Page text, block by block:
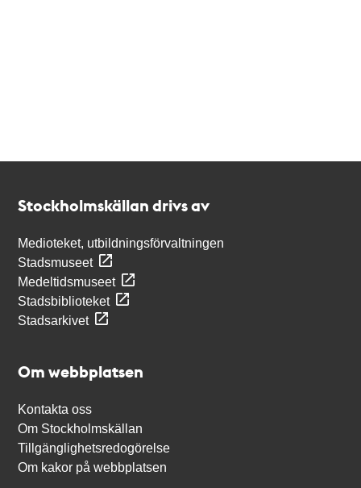
Stockholmskällan drivs av
Medioteket, utbildningsförvaltningen
Stadsmuseet
Medeltidsmuseet
Stadsbiblioteket
Stadsarkivet
Om webbplatsen
Kontakta oss
Om Stockholmskällan
Tillgänglighetsredogörelse
Om kakor på webbplatsen